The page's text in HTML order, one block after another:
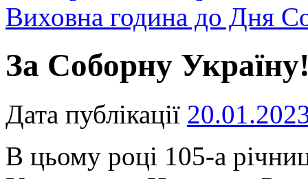
Виховна година до Дня
За Соборну
Дата публікації
В цьому році 105-а